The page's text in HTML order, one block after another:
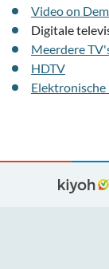
Video on
Digitale
Meerdere
HDTV
Elektronische